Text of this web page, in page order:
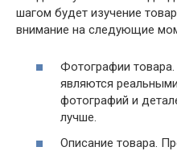
шагом будет изучение
внимание на следующие
Фотографии
являются
фотографий и
лучше.
Описание товара.